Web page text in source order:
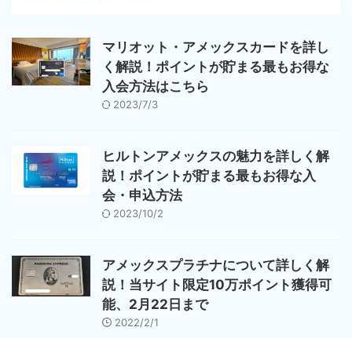
マリオット・アメックスカードを詳し
く解説！ポイントが貯まる最もお得な
入会方法はこちら
2023/7/3
ヒルトンアメックスの魅力を詳しく解
説！ポイントが貯まる最もお得な入
会・申込方法
2023/10/2
アメックスプラチナについて詳しく解
説！当サイト限定10万ポイント獲得可
能、2月22日まで
2022/2/1